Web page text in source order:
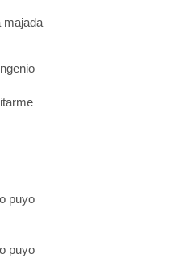
majada
puyo
puyo